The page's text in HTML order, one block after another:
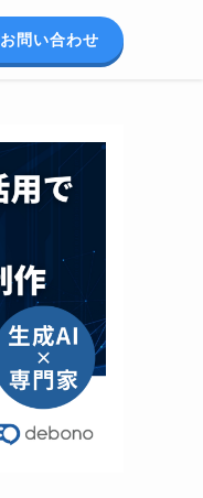
お問い合わせ